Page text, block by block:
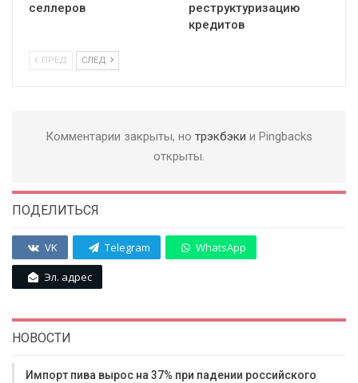
селлеров
реструктуризацию
кредитов
ПРЕД СЛЕД
Комментарии закрыты, но трэкбэки и Pingbacks
открыты.
ПОДЕЛИТЬСЯ
VK Telegram WhatsApp
Эл. адрес
НОВОСТИ
Импорт пива вырос на 37% при падении российского